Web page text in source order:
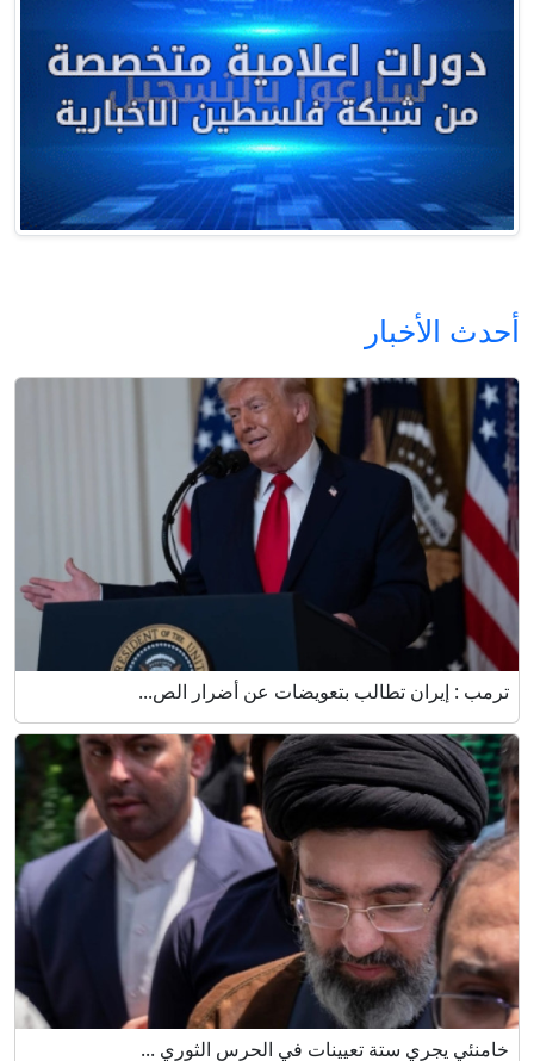
أحدث الأخبار
ترمب : إيران تطالب بتعويضات عن أضرار الص...
خامنئي يجري ستة تعيينات في الحرس الثوري ...